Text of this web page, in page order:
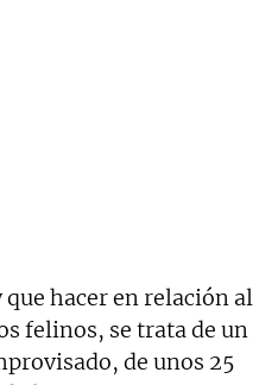
hacer en relación al
felinos, se trata de un
de unos 25